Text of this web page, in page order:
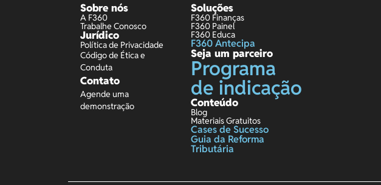
Sobre nós
A F360
Trabalhe Conosco
Jurídico
Política de Privacidade
Código de Ética e
Conduta
Contato
Agende uma
demonstração
Soluções
F360 Finanças
F360 Painel
F360 Educa
F360 Antecipa
Seja um parceiro
Programa
de indicação
Conteúdo
Blog
Materiais Gratuitos
Cases de Sucesso
Guia da Reforma
Tributária